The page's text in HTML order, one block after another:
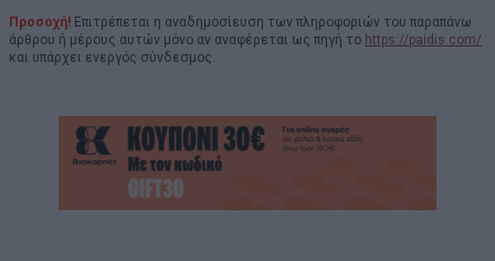
Προσοχή! Επιτρέπεται η αναδημοσίευση των πληροφοριών του παραπάνω
άρθρου ή μέρους αυτών μόνο αν αναφέρεται ως πηγή το https://paidis.com/
και υπάρχει ενεργός σύνδεσμος.